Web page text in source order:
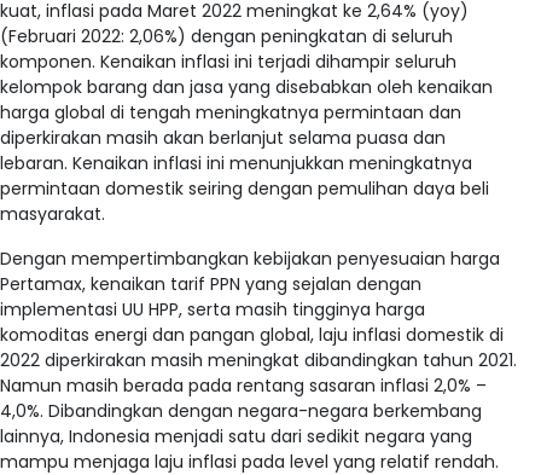
kuat, inflasi pada Maret 2022 meningkat ke 2,64% (yoy)
(Februari 2022: 2,06%) dengan peningkatan di seluruh
komponen. Kenaikan inflasi ini terjadi dihampir seluruh
kelompok barang dan jasa yang disebabkan oleh kenaikan
harga global di tengah meningkatnya permintaan dan
diperkirakan masih akan berlanjut selama puasa dan
lebaran. Kenaikan inflasi ini menunjukkan meningkatnya
permintaan domestik seiring dengan pemulihan daya beli
masyarakat.
Dengan mempertimbangkan kebijakan penyesuaian harga
Pertamax, kenaikan tarif PPN yang sejalan dengan
implementasi UU HPP, serta masih tingginya harga
komoditas energi dan pangan global, laju inflasi domestik di
2022 diperkirakan masih meningkat dibandingkan tahun 2021.
Namun masih berada pada rentang sasaran inflasi 2,0% –
4,0%. Dibandingkan dengan negara-negara berkembang
lainnya, Indonesia menjadi satu dari sedikit negara yang
mampu menjaga laju inflasi pada level yang relatif rendah.